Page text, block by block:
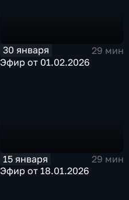
30 января
29 мин
Эфир от 01.02.2026
15 января
29 мин
Эфир от 18.01.2026